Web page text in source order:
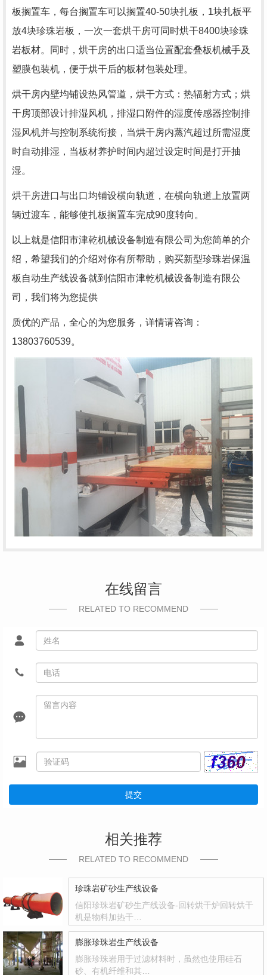
板搁置车，每台搁置车可以搁置40-50块扎板，1块扎板平
放4块珍珠岩板，一次一套烘干房可同时烘干8400块珍珠
岩板材。同时，烘干房的出口适当位置配套叠板机械手及
塑膜包装机，便于烘干后的板材包装处理。
烘干房内壁均铺设热风管道，烘干方式：热辐射方式；烘
干房顶部设计排湿风机，排湿口附件的湿度传感器控制排
湿风机并与控制系统衔接，当烘干房内蒸汽超过所需湿度
时自动排湿，当板材养护时间内超过设定时间是打开抽
湿。
烘干房进口与出口均铺设横向轨道，在横向轨道上放置两
辆过渡车，能够使扎板搁置车完成90度转向。
以上就是信阳市津乾机械设备制造有限公司为您简单的介
绍，希望我们的介绍对你有所帮助，购买新型珍珠岩保温
板自动生产线设备就到 信阳市津乾机械设备制造有限公
司，我们将为您提供
质优的产品，全心的为您服务，详情请咨询：
13803760539。
在线留言
RELATED TO RECOMMEND
提交
相关推荐
RELATED TO RECOMMEND
珍珠岩矿砂生产线设备
信阳珍珠岩矿砂生产线设备-回转烘干炉回转烘干
机是物料加热干…
膨胀珍珠岩生产线设备
膨胀珍珠岩用于过滤材料时，虽然也使用硅石
砂、有机纤维和其…